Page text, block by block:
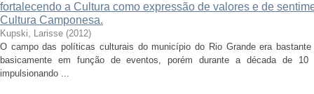
fortalecendo a Cultura como expressão de valores e de
Cultura Camponesa.
Kupski, Larisse (2012)
O campo das políticas culturais do município do Rio Grande era
basicamente em função de eventos, porém durante a década de
impulsionando ...